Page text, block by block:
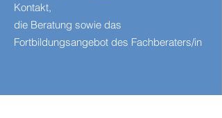
Kontakt,
die Beratung sowie das
Fortbildungsangebot des Fachberaters/in